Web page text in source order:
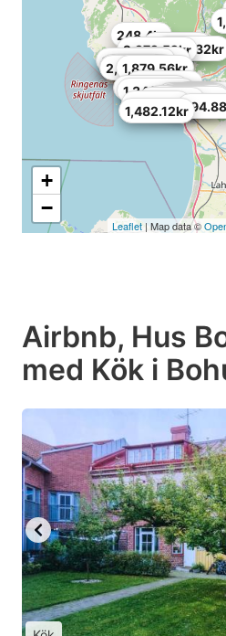
770.04kr
927.36kr
1,349.64kr
463.68kr
2,972.52kr
753.48kr
1,059.84kr
2,194.2kr
1,291.68kr
2,277kr
1,192.32kr
678.96kr
819.72kr
1,482.12kr
1,316.52kr
438.84kr
1,879.56kr
695.52kr
1,341.36kr
985.32kr
248.4kr
+
−
Leaflet | Map data ©
Airbnb, Hus
med Kök i